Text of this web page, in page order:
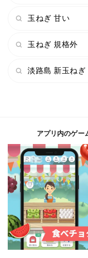
玉ねぎ 甘い
玉ねぎ 規格外
淡路島 新玉ねぎ
アプリ内のゲー